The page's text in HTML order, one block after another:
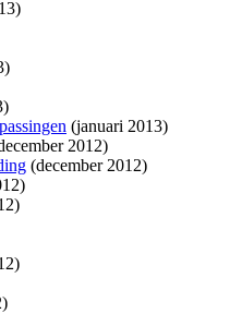
(januari 2013)
2012)
(december 2012)